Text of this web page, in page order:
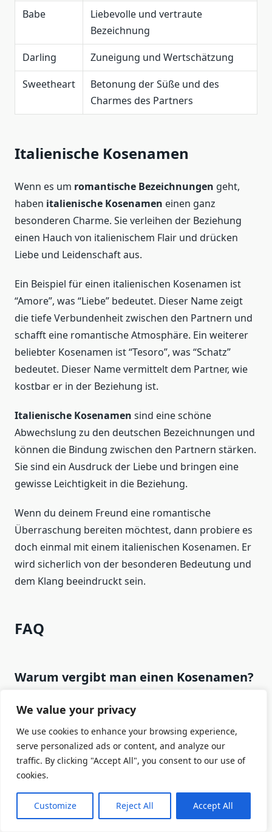
We value your privacy
We use cookies to enhance your browsing experience,
serve personalized ads or content, and analyze our
traffic. By clicking "Accept All", you consent to our use of
cookies.
Customize Reject All Accept All
Babe
Liebevolle und vertraute
Bezeichnung
Darling
Zuneigung und Wertschätzung
Sweetheart
Betonung der Süße und des
Charmes des Partners
Italienische Kosenamen
Wenn es um romantische Bezeichnungen geht,
haben italienische Kosenamen einen ganz
besonderen Charme. Sie verleihen der Beziehung
einen Hauch von italienischem Flair und drücken
Liebe und Leidenschaft aus.
Ein Beispiel für einen italienischen Kosenamen ist
“Amore”, was “Liebe” bedeutet. Dieser Name zeigt
die tiefe Verbundenheit zwischen den Partnern und
schafft eine romantische Atmosphäre. Ein weiterer
beliebter Kosenamen ist “Tesoro”, was “Schatz”
bedeutet. Dieser Name vermittelt dem Partner, wie
kostbar er in der Beziehung ist.
Italienische Kosenamen sind eine schöne
Abwechslung zu den deutschen Bezeichnungen und
können die Bindung zwischen den Partnern stärken.
Sie sind ein Ausdruck der Liebe und bringen eine
gewisse Leichtigkeit in die Beziehung.
Wenn du deinem Freund eine romantische
Überraschung bereiten möchtest, dann probiere es
doch einmal mit einem italienischen Kosenamen. Er
wird sicherlich von der besonderen Bedeutung und
dem Klang beeindruckt sein.
FAQ
Warum vergibt man einen Kosenamen?
Kosenamen werden in Beziehungen verwendet, um
dem Partner eine besondere Freude zu bereiten und
Intimität zu schaffen. Sie sind romantische Insider
zwischen Verliebten und können Vertrauen
aufbauen. Kosenamen drücken Zuneigung und
Wertschätzung aus und können langfristig in den
Alltag einfließen. Es gibt keine festen Regeln für die